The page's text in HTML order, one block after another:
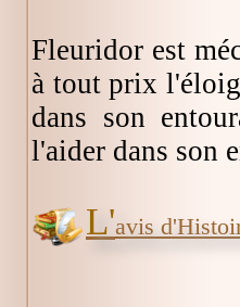
Fleuridor est
à tout prix
dans son
l'aider dans son
L'avis